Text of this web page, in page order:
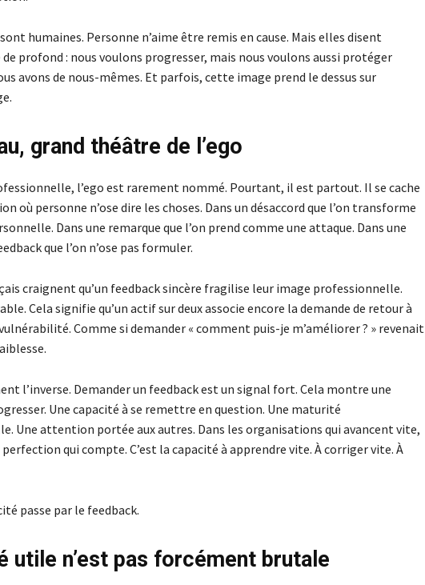
humaines. Personne n’aime être remis en cause. Mais elles disent
de profond : nous voulons progresser, mais nous voulons aussi protéger
avons de nous-mêmes. Et parfois, cette image prend le dessus sur
grand théâtre de l’ego
l’ego est rarement nommé. Pourtant, il est partout. Il se cache
où personne n’ose dire les choses. Dans un désaccord que l’on transforme
Dans une remarque que l’on prend comme une attaque. Dans une
que l’on n’ose pas formuler.
craignent qu’un feedback sincère fragilise leur image professionnelle.
Cela signifie qu’un actif sur deux associe encore la demande de retour à
Comme si demander « comment puis-je m’améliorer ? » revenait
l’inverse. Demander un feedback est un signal fort. Cela montre une
Une capacité à se remettre en question. Une maturité
Une attention portée aux autres. Dans les organisations qui avancent vite,
perfection qui compte. C’est la capacité à apprendre vite. À corriger vite. À
passe par le feedback.
utile n’est pas forcément brutale